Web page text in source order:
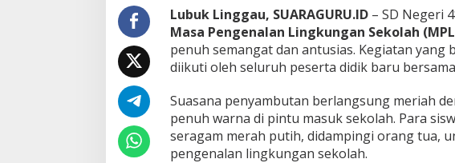
n
g
E
u
a
t
i
Lubuk Linggau, SUARAGURU.ID– SD Negeri
Masa Pengenalan Lingkungan Sekolah
penuh semangat dan antusias. Kegiatan yang
diikuti oleh seluruh peserta didik baru
Suasana penyambutan berlangsung meriah
penuh warna di pintu masuk sekolah. Para
seragam merah putih, didampingi orang tua,
pengenalan lingkungan sekolah.